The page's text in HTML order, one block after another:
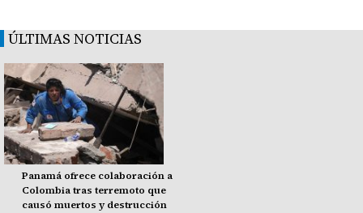
ÚLTIMAS NOTICIAS
Panamá ofrece colaboración a
Colombia tras terremoto que
causó muertos y destrucción